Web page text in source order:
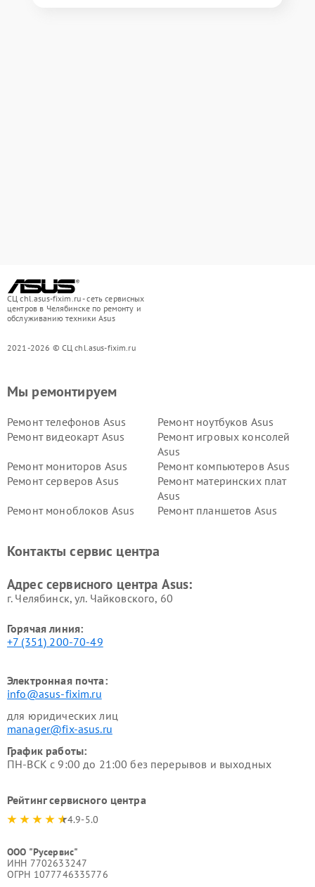
СЦ chl.asus-fixim.ru - сеть сервисных
центров в Челябинске по ремонту и
обслуживанию техники Asus
2021-2026 © СЦ chl.asus-fixim.ru
Мы ремонтируем
Ремонт телефонов Asus
Ремонт ноутбуков Asus
Ремонт видеокарт Asus
Ремонт игровых консолей
Asus
Ремонт мониторов Asus
Ремонт компьютеров Asus
Ремонт серверов Asus
Ремонт материнских плат
Asus
Ремонт моноблоков Asus
Ремонт планшетов Asus
Контакты сервис центра
Адрес сервисного центра Asus:
г. Челябинск, ул. Чайковского, 60
Горячая линия:
+7 (351) 200-70-49
Электронная почта:
info@asus-fixim.ru
для юридических лиц
manager@fix-asus.ru
График работы:
ПН-ВСК с 9:00 до 21:00 без перерывов и выходных
Рейтинг сервисного центра
4.9-5.0
ООО "Русервис"
ИНН 7702633247
ОГРН 1077746335776